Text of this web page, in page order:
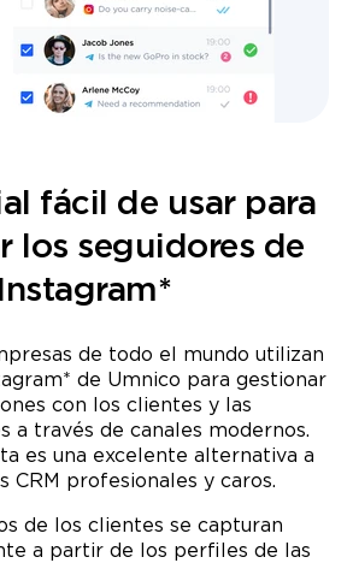
fácil de usar para
los seguidores de
Instagram*
de todo el mundo utilizan
de Umnico para gestionar
con los clientes y las
a través de canales modernos.
es una excelente alternativa a
CRM profesionales y caros.
de los clientes se capturan
a partir de los perfiles de las